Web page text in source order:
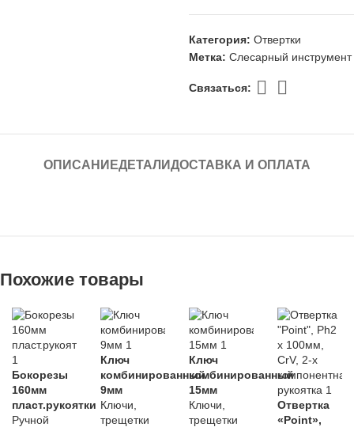
Категория: Отвертки
Метка: Слесарный инструмент
Связаться:
ОПИСАНИЕДЕТАЛИДОСТАВКА И ОПЛАТА
Похожие товары
Бокорезы
160мм
пласт.рукоятки
Ручной
Ключ
комбинированный
9мм
Ключи,
трещетки
Ключ
комбинированный
15мм
Ключи,
трещетки
Отвертка
«Point»,